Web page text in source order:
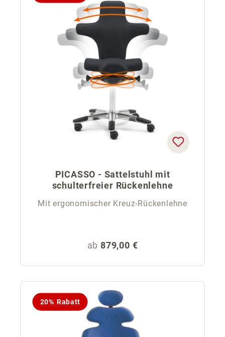
PICASSO - Sattelstuhl mit
schulterfreier Rückenlehne
Mit ergonomischer Kreuz-Rückenlehne
Regulärer Preis:
ab 879,00 €
20% Rabatt